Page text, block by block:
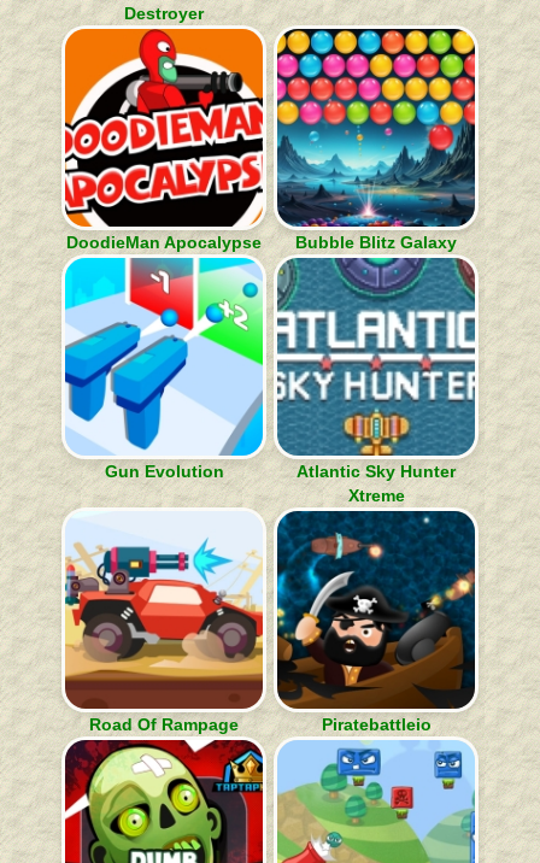
Destroyer
DoodieMan Apocalypse Bubble Blitz Galaxy
Gun Evolution
Atlantic Sky Hunter
Xtreme
Road Of Rampage Piratebattleio